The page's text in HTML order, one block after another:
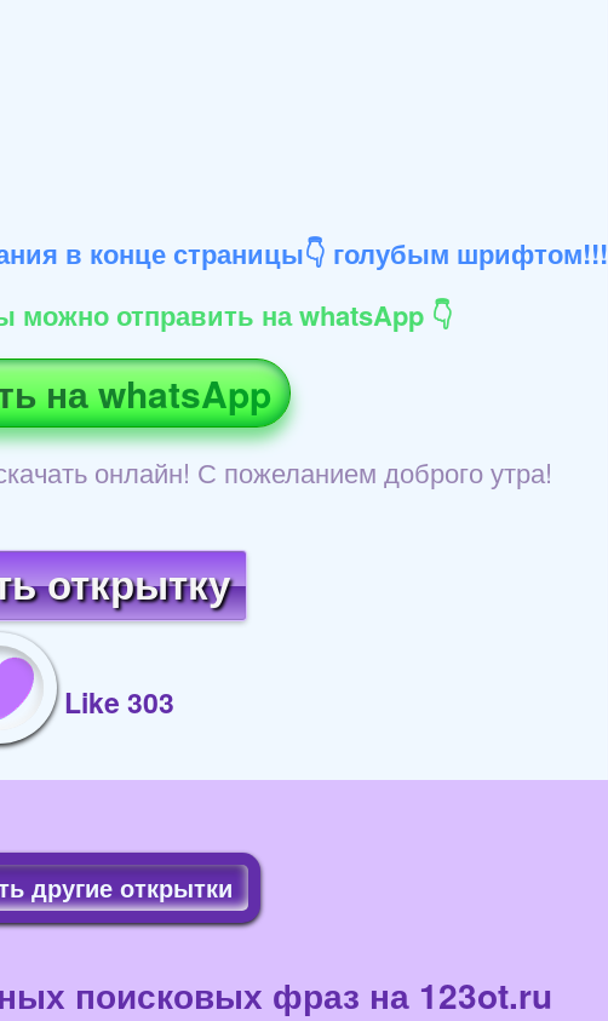
в конце страницы👇 голубым шрифтом!!!
можно отправить на whatsApp 👇
на whatsApp
онлайн! С пожеланием доброго утра!
открытку
Like 303
другие открытки
поисковых фраз на 123ot.ru